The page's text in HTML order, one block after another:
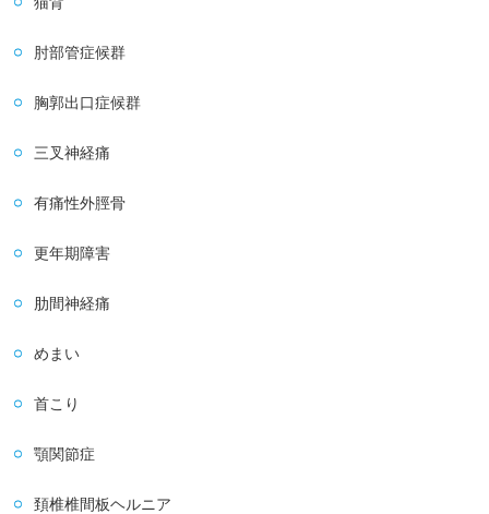
肘部管症候群
胸郭出口症候群
三叉神経痛
有痛性外脛骨
更年期障害
肋間神経痛
めまい
首こり
顎関節症
頚椎椎間板ヘルニア